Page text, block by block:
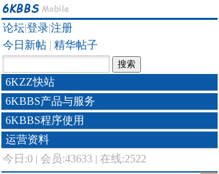
论坛|登录|注册
今日新帖 | 精华帖子
6KZZ快站
6KBBS产品与服务
6KBBS程序使用
运营资料
今日:0 | 会员:43633 | 在线:2522